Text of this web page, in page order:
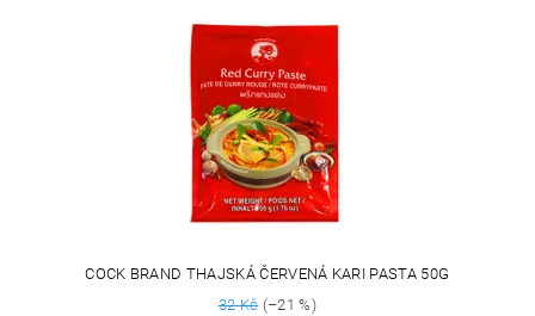
COCK BRAND THAJSKÁ ČERVENÁ KARI PASTA 50G
32 Kč(–21 %)